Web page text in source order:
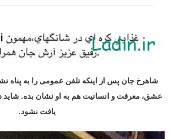
شاهرخ جان پس از اینکه تلفن عمومی را به پناه
عشق، معرفت و انسانیت هم به او نشان بده. شاید
یافت نشود.